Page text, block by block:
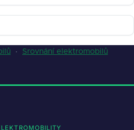
· Srovnání elektromobilů